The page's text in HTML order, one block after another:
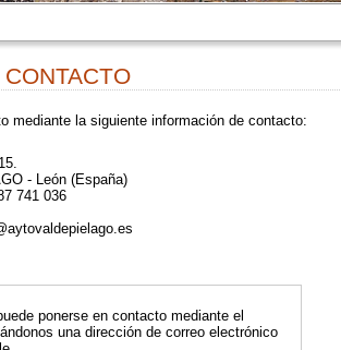
mediante la siguiente información de contacto:
- León (España)
741 036
ponerse en contacto mediante el
una dirección de correo electrónico